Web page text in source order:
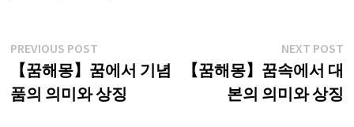
글
탐
색
PREVIOUS POSTPrevious
post:
【꿈해몽】꿈에서 기념
품의 의미와 상징
NEXT POST
【꿈해몽】꿈속에서 대
본의 의미와 상징